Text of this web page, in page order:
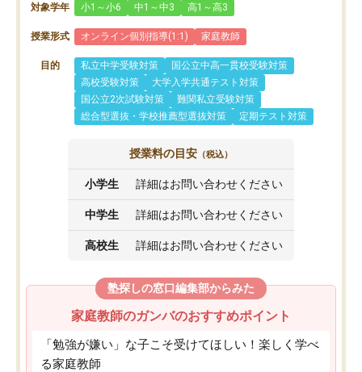
対象学年 小1～小6 中1～中3 高1～高3
授業形式 オンライン個別指導(1:1) 家庭教師
目的 私立中学受験対策
国公立中高一貫校受験対策
高校受験対策
大学入学共通テスト対策
国公立2次試験対策
難関私立受験対策
総合型選抜・学校推薦型選抜対策
定期テスト対策
授業料の目安 （税込）
小学生 詳細はお問い合わせください
中学生 詳細はお問い合わせください
高校生 詳細はお問い合わせください
塾探しの窓口編集部からみた
家庭教師のガンバのおすすめポイント
「勉強が嫌い」な子こそ受けてほしい！楽しく学べ
る家庭教師